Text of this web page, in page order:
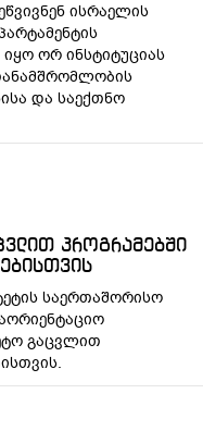
ისრაელის
ორ ინსტიტუციას
და საექთნო
პროგრამებში
საერთაშორისო
გაცვლით